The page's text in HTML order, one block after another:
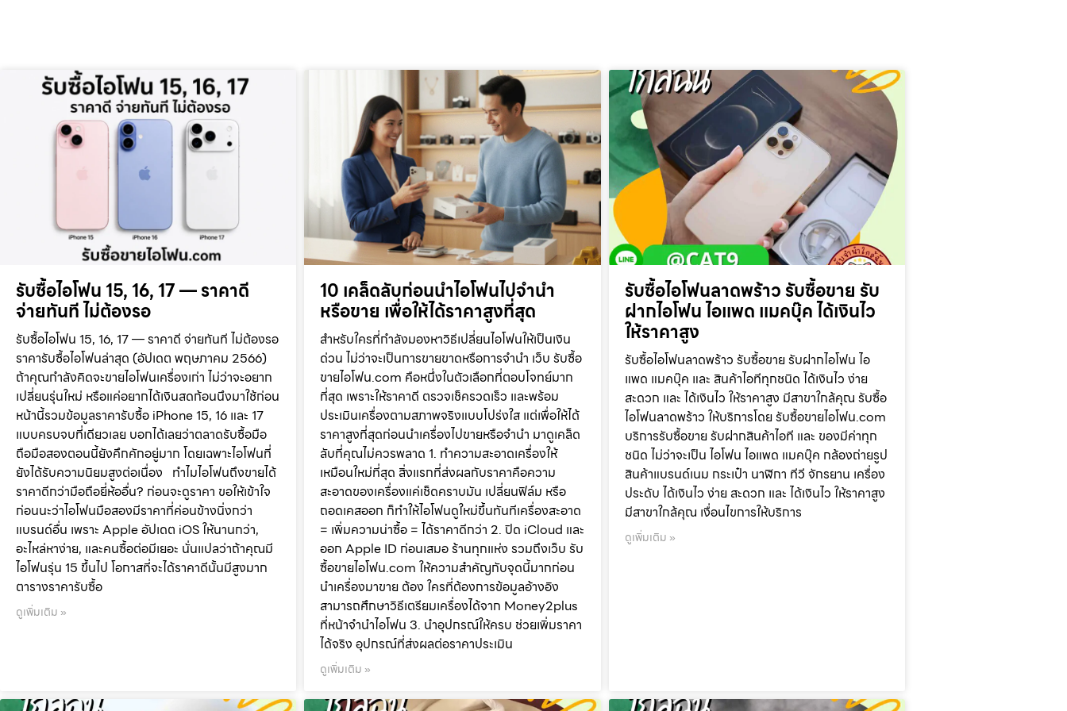
รับซื้อไอโฟน 15, 16, 17 — ราคาดี
จ่ายทันที ไม่ต้องรอ
รับซื้อไอโฟน 15, 16, 17 — ราคาดี จ่ายทันที ไม่ต้องรอ
ราคารับซื้อไอโฟนล่าสุด (อัปเดต พฤษภาคม 2566)
ถ้าคุณกำลังคิดจะขายไอโฟนเครื่องเก่า ไม่ว่าจะอยาก
เปลี่ยนรุ่นใหม่ หรือแค่อยากได้เงินสดก้อนนึงมาใช้ก่อน
หน้านี้รวมข้อมูลราคารับซื้อ iPhone 15, 16 และ 17
แบบครบจบที่เดียวเลย บอกได้เลยว่าตลาดรับซื้อมือ
ถือมือสองตอนนี้ยังคึกคักอยู่มาก โดยเฉพาะไอโฟนที่
ยังได้รับความนิยมสูงต่อเนื่อง ทำไมไอโฟนถึงขายได้
ราคาดีกว่ามือถือยี่ห้ออื่น? ก่อนจะดูราคา ขอให้เข้าใจ
ก่อนนะว่าไอโฟนมือสองมีราคาที่ค่อนข้างนิ่งกว่า
แบรนด์อื่น เพราะ Apple อัปเดต iOS ให้นานกว่า,
อะไหล่หาง่าย, และคนซื้อต่อมีเยอะ นั่นแปลว่าถ้าคุณมี
ไอโฟนรุ่น 15 ขึ้นไป โอกาสที่จะได้ราคาดีนั้นมีสูงมาก
ตารางราคารับซื้อ
ดูเพิ่มเติม »
10 เคล็ดลับก่อนนำไอโฟนไปจำนำ
หรือขาย เพื่อให้ได้ราคาสูงที่สุด
สำหรับใครที่กำลังมองหาวิธีเปลี่ยนไอโฟนให้เป็นเงิน
ด่วน ไม่ว่าจะเป็นการขายขาดหรือการจำนำ เว็บ รับซื้อ
ขายไอโฟน.com คือหนึ่งในตัวเลือกที่ตอบโจทย์มาก
ที่สุด เพราะให้ราคาดี ตรวจเช็ครวดเร็ว และพร้อม
ประเมินเครื่องตามสภาพจริงแบบโปร่งใส แต่เพื่อให้ได้
ราคาสูงที่สุดก่อนนำเครื่องไปขายหรือจำนำ มาดูเคล็ด
ลับที่คุณไม่ควรพลาด 1. ทำความสะอาดเครื่องให้
เหมือนใหม่ที่สุด สิ่งแรกที่ส่งผลกับราคาคือความ
สะอาดของเครื่องแค่เช็ดคราบมัน เปลี่ยนฟิล์ม หรือ
ถอดเคสออก ก็ทำให้ไอโฟนดูใหม่ขึ้นทันทีเครื่องสะอาด
= เพิ่มความน่าซื้อ = ได้ราคาดีกว่า 2. ปิด iCloud และ
ออก Apple ID ก่อนเสมอ ร้านทุกแห่ง รวมถึงเว็บ รับ
ซื้อขายไอโฟน.com ให้ความสำคัญกับจุดนี้มากก่อน
นำเครื่องมาขาย ต้อง ใครที่ต้องการข้อมูลอ้างอิง
สามารถศึกษาวิธีเตรียมเครื่องได้จาก Money2plus
ที่หน้าจำนำไอโฟน 3. นำอุปกรณ์ให้ครบ ช่วยเพิ่มราคา
ได้จริง อุปกรณ์ที่ส่งผลต่อราคาประเมิน
ดูเพิ่มเติม »
รับซื้อไอโฟนลาดพร้าว รับซื้อขาย รับ
ฝากไอโฟน ไอแพด แมคบุ๊ค ได้เงินไว
ให้ราคาสูง
รับซื้อไอโฟนลาดพร้าว รับซื้อขาย รับฝากไอโฟน ไอ
แพด แมคบุ๊ค และ สินค้าไอทีทุกชนิด ได้เงินไว ง่าย
สะดวก และ ได้เงินไว ให้ราคาสูง มีสาขาใกล้คุณ รับซื้อ
ไอโฟนลาดพร้าว ให้บริการโดย รับซื้อขายไอโฟน.com
บริการรับซื้อขาย รับฝากสินค้าไอที และ ของมีค่าทุก
ชนิด ไม่ว่าจะเป็น ไอโฟน ไอแพด แมคบุ๊ค กล้องถ่ายรูป
สินค้าแบรนด์เนม กระเป๋า นาฬิกา ทีวี จักรยาน เครื่อง
ประดับ ได้เงินไว ง่าย สะดวก และ ได้เงินไว ให้ราคาสูง
มีสาขาใกล้คุณ เงื่อนไขการให้บริการ
ดูเพิ่มเติม »